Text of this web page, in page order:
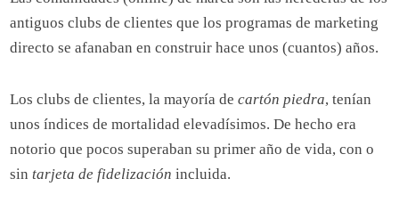
antiguos clubs de clientes que los programas de marketing
directo se afanaban en construir hace unos (cuantos) años.
Los clubs de clientes, la mayoría decartón piedra, tenían
unos índices de mortalidad elevadísimos. De hecho era
notorio que pocos superaban su primer año de vida, con o
sintarjeta de fidelización incluida.